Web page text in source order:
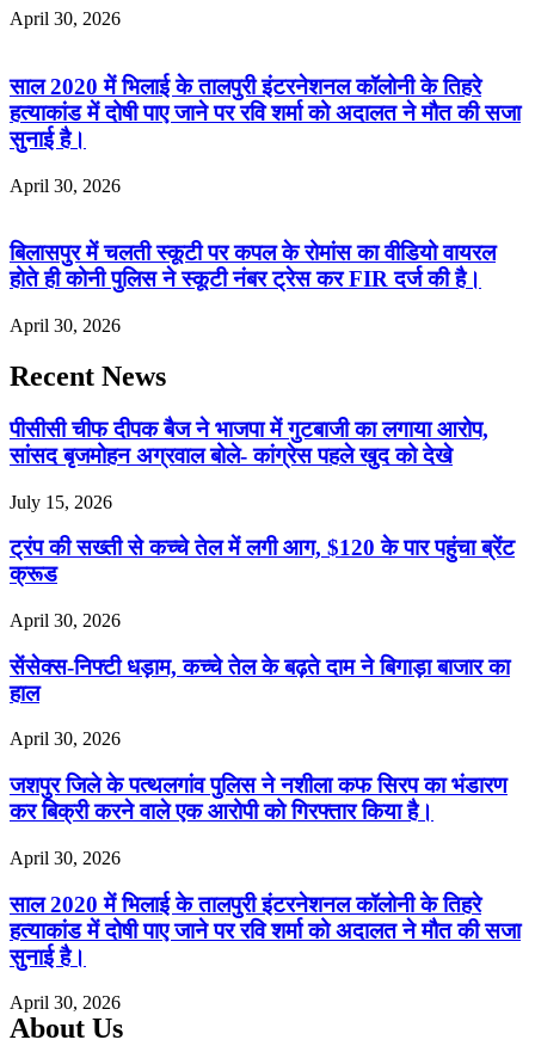
April 30, 2026
साल 2020 में भिलाई के तालपुरी इंटरनेशनल कॉलोनी के तिहरे
हत्याकांड में दोषी पाए जाने पर रवि शर्मा को अदालत ने मौत की सजा
सुनाई है।
April 30, 2026
बिलासपुर में चलती स्कूटी पर कपल के रोमांस का वीडियो वायरल
होते ही कोनी पुलिस ने स्कूटी नंबर ट्रेस कर FIR दर्ज की है।
April 30, 2026
Recent News
पीसीसी चीफ दीपक बैज ने भाजपा में गुटबाजी का लगाया आरोप,
सांसद बृजमोहन अग्रवाल बोले- कांग्रेस पहले खुद को देखे
July 15, 2026
ट्रंप की सख्ती से कच्चे तेल में लगी आग, $120 के पार पहुंचा ब्रेंट
क्रूड
April 30, 2026
सेंसेक्स-निफ्टी धड़ाम, कच्चे तेल के बढ़ते दाम ने बिगाड़ा बाजार का
हाल
April 30, 2026
जशपुर जिले के पत्थलगांव पुलिस ने नशीला कफ सिरप का भंडारण
कर बिक्री करने वाले एक आरोपी को गिरफ्तार किया है।
April 30, 2026
साल 2020 में भिलाई के तालपुरी इंटरनेशनल कॉलोनी के तिहरे
हत्याकांड में दोषी पाए जाने पर रवि शर्मा को अदालत ने मौत की सजा
सुनाई है।
April 30, 2026
About Us